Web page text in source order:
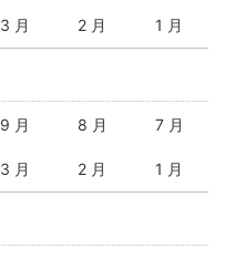
3 月 2 月 1 月
9 月 8 月 7 月
3 月 2 月 1 月